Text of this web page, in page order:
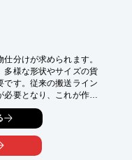
分けが求められます。
多様な形状やサイズの貨
です。従来の搬送ライン
要となり、これが作業
。当社の「マジックロ
への90度転換を可能に
短縮を実現します。こ
上させることができま